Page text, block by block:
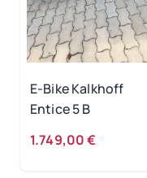
E-Bike Kalkhoff
Entice 5 B
1.749,00 €